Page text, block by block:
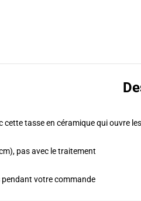
cette tasse en céramique qui ouvre
pas avec le traitement
votre commande